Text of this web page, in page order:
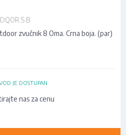
DQOR 5 B
zvučnik 8 Oma. Crna boja. (par)
JE DOSTUPAN
nas za cenu